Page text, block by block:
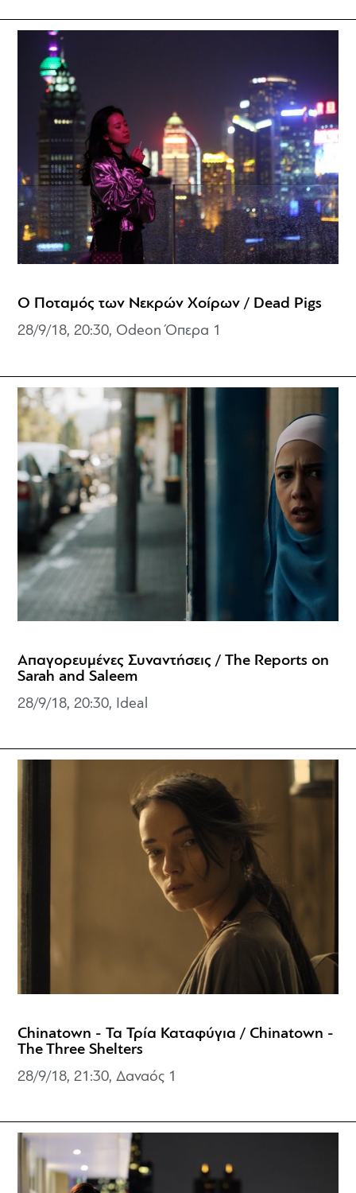
Ο Ποταμός των Νεκρών Χοίρων / Dead Pigs
28/9/18, 20:30, Odeon Όπερα 1
Απαγορευμένες Συναντήσεις / The Reports on
Sarah and Saleem
28/9/18, 20:30, Ideal
Chinatown - Τα Τρία Καταφύγια / Chinatown -
The Three Shelters
28/9/18, 21:30, Δαναός 1